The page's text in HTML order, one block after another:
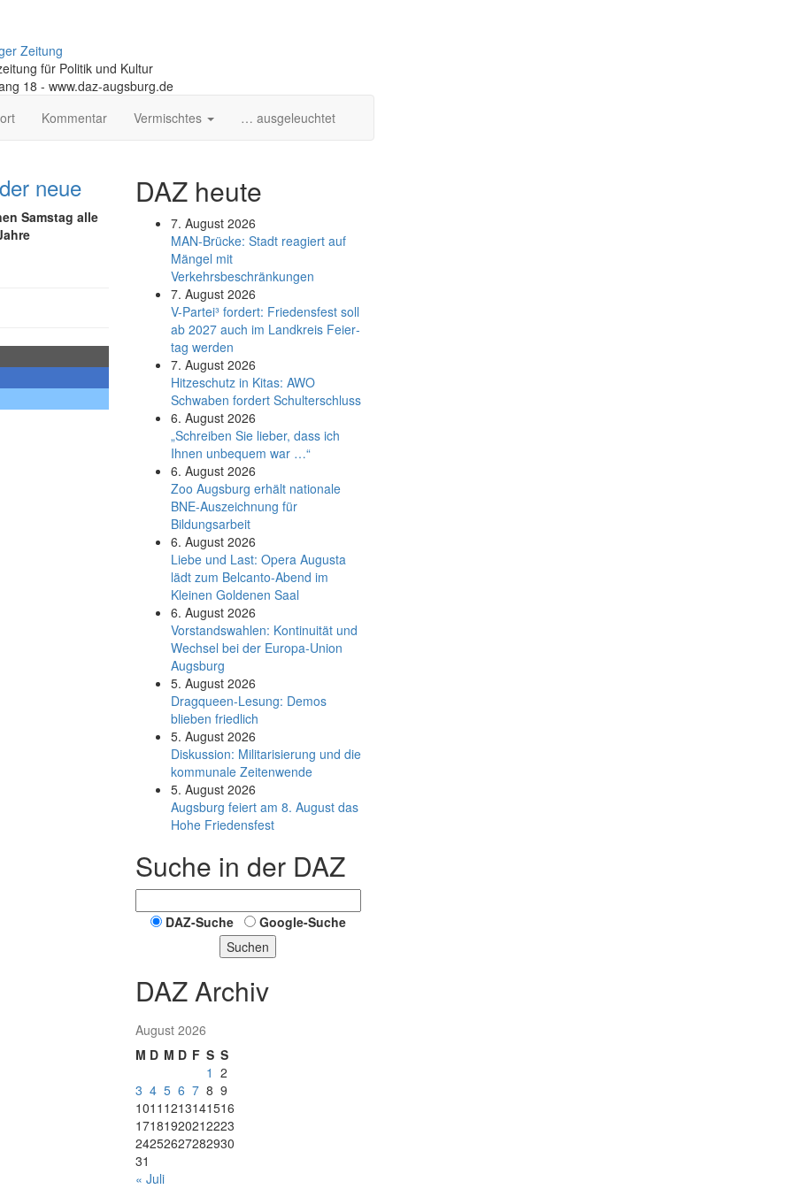
Zeitung
für Politik und Kultur
18 - www.daz-augsburg.de
Kommentar Vermischtes … ausgeleuchtet
neue
Samstag alle
DAZ heute
7. August 2026
MAN-Brücke: Stadt reagiert auf
Mängel mit
Verkehrsbeschränkungen
7. August 2026
V-Partei­³ fordert: Friedens­fest soll
ab 2027 auch im Land­kreis Feier­
tag werden
7. August 2026
Hitzeschutz in Kitas: AWO
Schwaben fordert Schulterschluss
6. August 2026
„Schreiben Sie lieber, dass ich
Ihnen unbequem war …“
6. August 2026
Zoo Augsburg erhält nationale
BNE-Auszeichnung für
Bildungsarbeit
6. August 2026
Liebe und Last: Opera Augusta
lädt zum Belcanto-Abend im
Kleinen Goldenen Saal
6. August 2026
Vorstandswahlen: Kontinuität und
Wechsel bei der Europa-Union
Augsburg
5. August 2026
Dragqueen-Lesung: Demos
blieben friedlich
5. August 2026
Diskussion: Mi­li­ta­ri­sie­rung und die
kommunale Zeitenwende
5. August 2026
Augsburg feiert am 8. August das
Hohe Friedensfest
Suche in der DAZ
DAZ-Suche
Google-Suche
Suchen
DAZ Archiv
August 2026
M D M D F S S
1 2
3 4 5 6 7 8 9
1011 1213141516
17181920212223
24252627282930
31
« Juli